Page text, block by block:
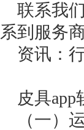
联系我
系到服务商
资讯：
皮具app
（一）